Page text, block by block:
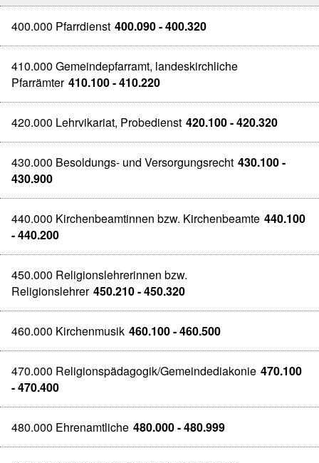
400.000 Pfarrdienst 400.090 - 400.320
410.000 Gemeindepfarramt, landeskirchliche
Pfarrämter 410.100 - 410.220
420.000 Lehrvikariat, Probedienst 420.100 - 420.320
430.000 Besoldungs- und Versorgungsrecht 430.100 -
430.900
440.000 Kirchenbeamtinnen bzw. Kirchenbeamte 440.100
- 440.200
450.000 Religionslehrerinnen bzw.
Religionslehrer 450.210 - 450.320
460.000 Kirchenmusik 460.100 - 460.500
470.000 Religionspädagogik/Gemeindediakonie 470.100
- 470.400
480.000 Ehrenamtliche 480.000 - 480.999